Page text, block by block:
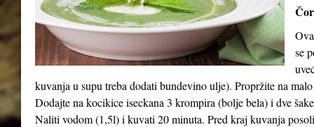
se
kuvanja u supu treba dodati bundevino ulje). Propržite na
Dodajte na kocikice iseckana 3 krompira (bolje bela) i dve
Naliti vodom (1,5l) i kuvati 20 minuta. Pred kraj kuvanja